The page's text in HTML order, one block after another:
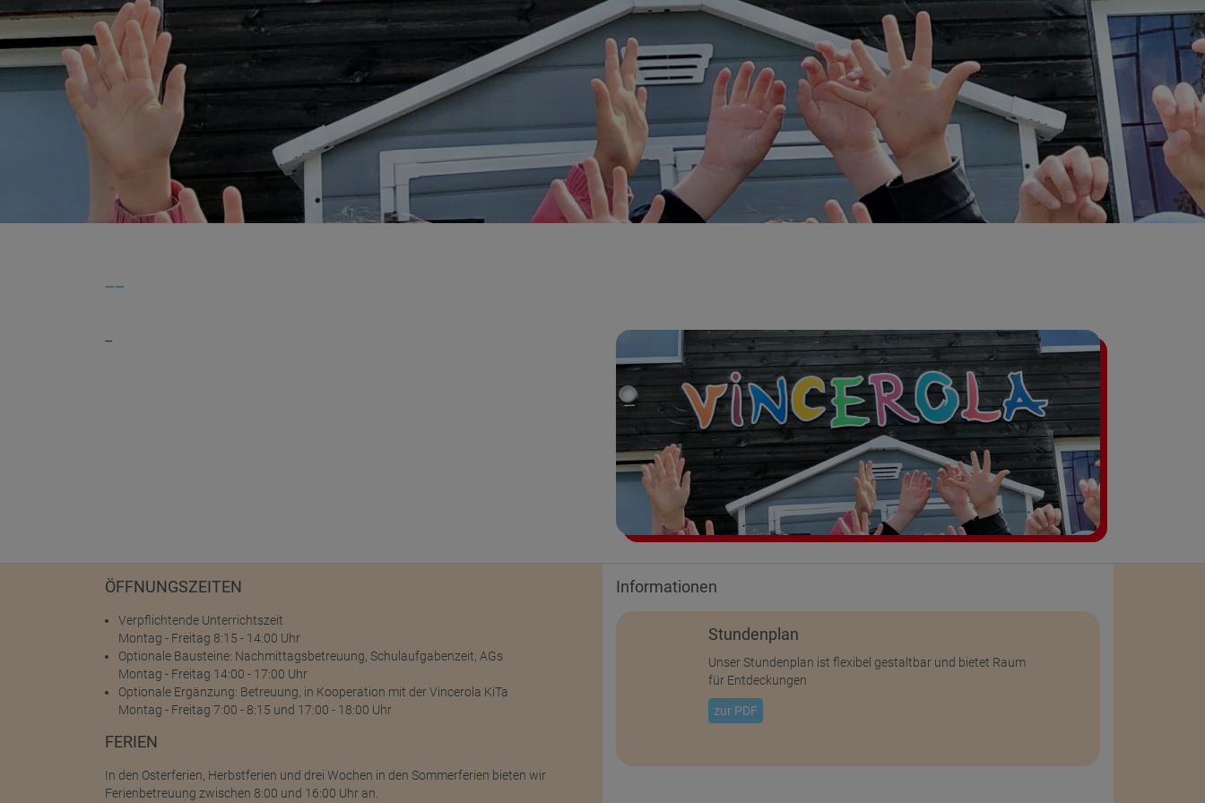
--
--
ÖFFNUNGSZEITEN
Verpflichtende Unterrichtszeit
Montag - Freitag 8:15 - 14:00 Uhr
Optionale Bausteine: Nachmittagsbetreuung, Schulaufgabenzeit, AGs
Montag - Freitag 14:00 - 17:00 Uhr
Optionale Ergänzung: Betreuung, in Kooperation mit der Vincerola KiTa
Montag - Freitag 7:00 - 8:15 und 17:00 - 18:00 Uhr
FERIEN
In den Osterferien, Herbstferien und drei Wochen in den Sommerferien bieten wir
Ferienbetreuung zwischen 8:00 und 16:00 Uhr an.
Informationen
Stundenplan
Unser Stundenplan ist flexibel gestaltbar und bietet Raum
für Entdeckungen
zur PDF